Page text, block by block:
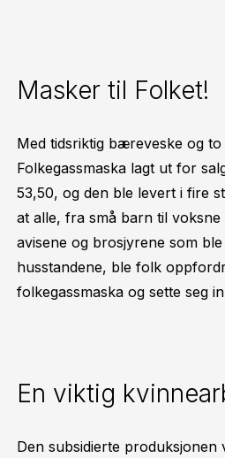
Masker til Folket!
Med tidsriktig bæreveske og
Folkegassmaska lagt ut for
53,50, og den ble levert i fire
at alle, fra små barn til
avisene og brosjyrene som
husstandene, ble folk
folkegassmaska og sette seg
En viktig
Den subsidierte